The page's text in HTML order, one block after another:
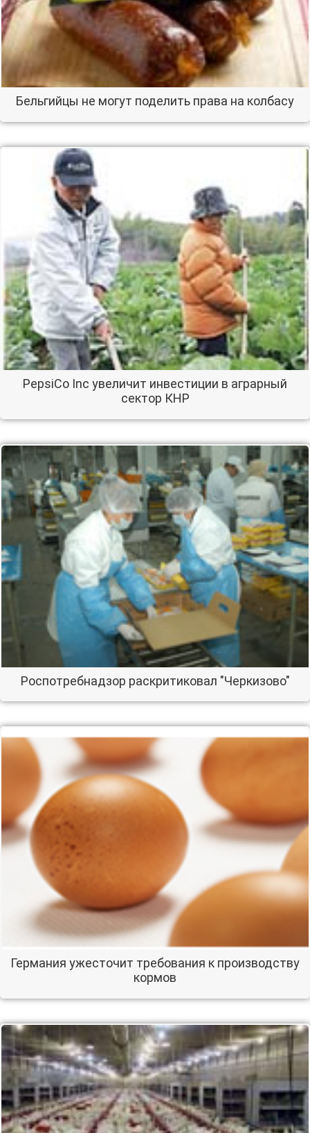
Бельгийцы не могут поделить права на колбасу
PepsiCo Inc увеличит инвестиции в аграрный
сектор КНР
Роспотребнадзор раскритиковал "Черкизово"
Германия ужесточит требования к производству
кормов